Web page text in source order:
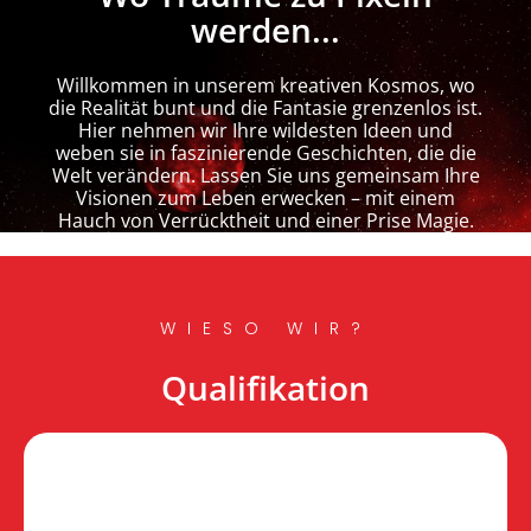
werden...
Willkommen in unserem kreativen Kosmos, wo
die Realität bunt und die Fantasie grenzenlos ist.
Hier nehmen wir Ihre wildesten Ideen und
weben sie in faszinierende Geschichten, die die
Welt verändern. Lassen Sie uns gemeinsam Ihre
Visionen zum Leben erwecken – mit einem
Hauch von Verrücktheit und einer Prise Magie.
WIESO WIR?
Qualifikation